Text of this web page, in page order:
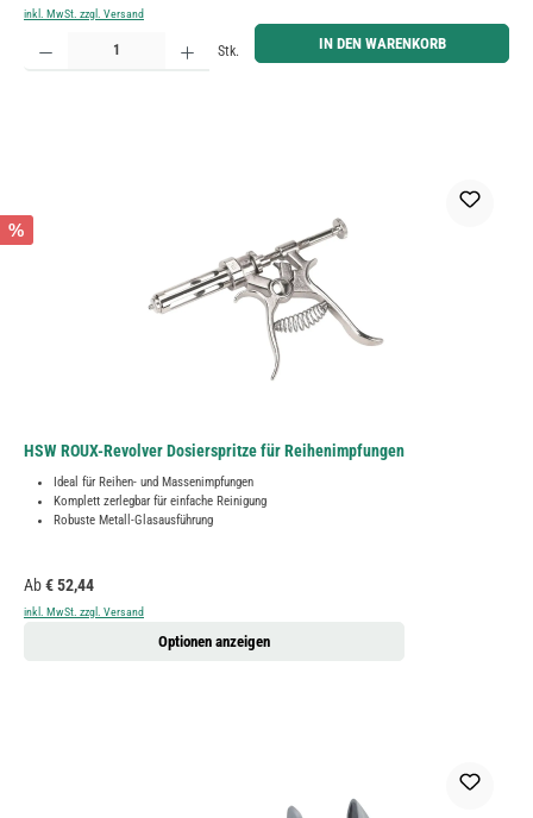
inkl. MwSt. zzgl. Versand
Produkt Anzahl: Gib den gewünschten Wert ein oder benutze die Schaltflächen um die Anzahl zu
Stk. IN DEN WARENKORB
%
HSW ROUX-Revolver Dosierspritze für Reihenimpfungen
Ideal für Reihen- und Massenimpfungen
Komplett zerlegbar für einfache Reinigung
Robuste Metall-Glasausführung
Regulärer Preis:
Ab€ 52,44
inkl. MwSt. zzgl. Versand
Optionen anzeigen